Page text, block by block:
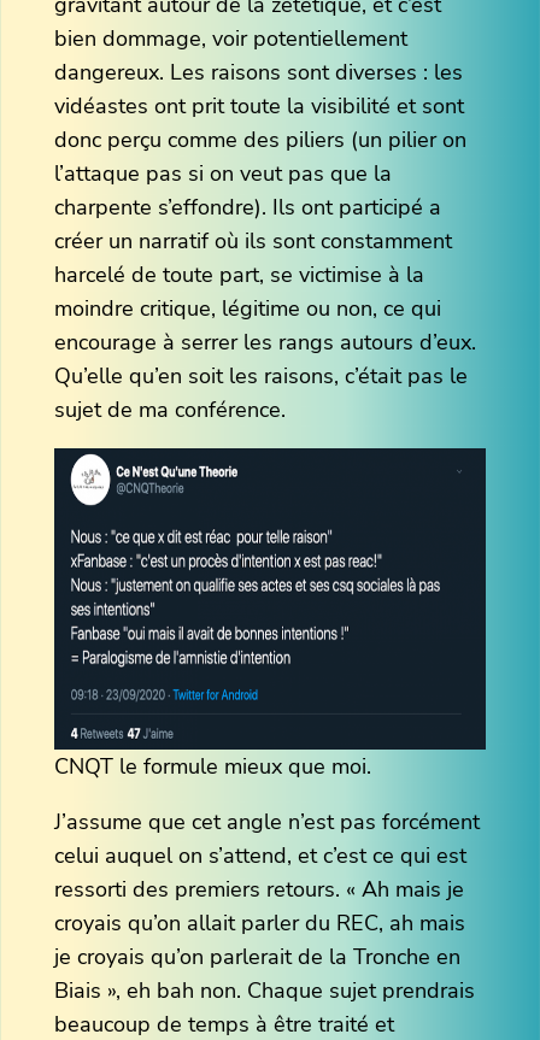
bien dommage, voir potentiellement
dangereux. Les raisons sont diverses : les
vidéastes ont prit toute la visibilité et sont
donc perçu comme des piliers (un pilier on
l’attaque pas si on veut pas que la
charpente s’effondre). Ils ont participé a
créer un narratif où ils sont constamment
harcelé de toute part, se victimise à la
moindre critique, légitime ou non, ce qui
encourage à serrer les rangs autours d’eux.
Qu’elle qu’en soit les raisons, c’était pas le
sujet de ma conférence.
CNQT le formule mieux que moi.
J’assume que cet angle n’est pas forcément
celui auquel on s’attend, et c’est ce qui est
ressorti des premiers retours. « Ah mais je
croyais qu’on allait parler du REC, ah mais
je croyais qu’on parlerait de la Tronche en
Biais », eh bah non. Chaque sujet prendrais
beaucoup de temps à être traité et